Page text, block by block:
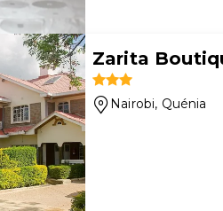
Zarita
Nairobi, Quénia